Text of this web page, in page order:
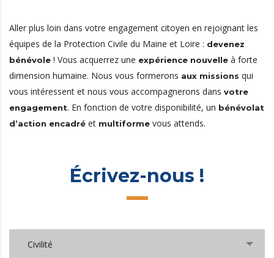
Aller plus loin dans votre engagement citoyen en rejoignant les
équipes de la Protection Civile du Maine et Loire : devenez
bénévole ! Vous acquerrez une expérience nouvelle à forte
dimension humaine. Nous vous formerons aux missions qui
vous intéressent et nous vous accompagnerons dans votre
engagement. En fonction de votre disponibilité, un bénévolat
d’action encadré et multiforme vous attends.
Écrivez-nous !
Civilité